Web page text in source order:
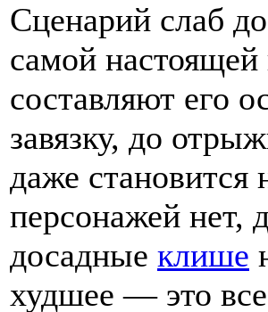
Сценарий слаб
самой
составляют его
завязку, до
даже становится
персонажей нет,
досадные клише
худшее — это